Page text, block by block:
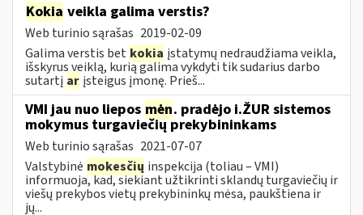
Kokia veikla galima verstis?
Web turinio sąrašas 2019-02-09
Galima verstis bet kokia įstatymų nedraudžiama veikla,
išskyrus veiklą, kurią galima vykdyti tik sudarius darbo
sutartį ar įsteigus įmonę. Prieš...
VMI jau nuo liepos mėn. pradėjo i.ŽUR sistemos
mokymus turgaviečių prekybininkams
Web turinio sąrašas 2021-07-07
Valstybinė mokesčių inspekcija (toliau – VMI)
informuoja, kad, siekiant užtikrinti sklandų turgaviečių ir
viešų prekybos vietų prekybininkų mėsa, paukštiena ir
jų...